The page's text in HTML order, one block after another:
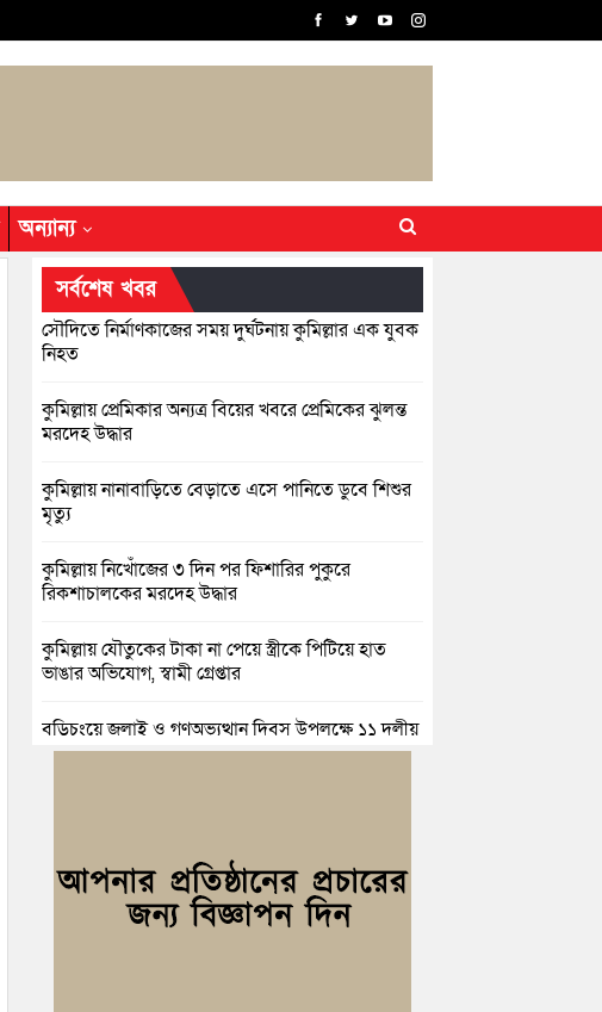
অন্যান্য
সর্বশেষ খবর
সৌদিতে নির্মাণকাজের সময় দুর্ঘটনায় কুমিল্লার এক যুবক
নিহত
কুমিল্লায় প্রেমিকার অন্যত্র বিয়ের খবরে প্রেমিকের ঝুলন্ত
মরদেহ উদ্ধার
কুমিল্লায় নানাবাড়িতে বেড়াতে এসে পানিতে ডুবে শিশুর
মৃত্যু
কুমিল্লায় নিখোঁজের ৩ দিন পর ফিশারির পুকুরে
রিকশাচালকের মরদেহ উদ্ধার
কুমিল্লায় যৌতুকের টাকা না পেয়ে স্ত্রীকে পিটিয়ে হাত
ভাঙার অভিযোগ, স্বামী গ্রেপ্তার
বুড়িচংয়ে জুলাই ও গণঅভ্যুত্থান দিবস উপলক্ষে ১১ দলীয়
জোটের র‍্যালি ও আলোচনা সভা
কুমিল্লায় ১ লাখ ৯৪ হাজার বিদেশি সিগারেট উদ্ধার ও
গাঁজাসহ মাদক কারবারি গ্রেপ্তার